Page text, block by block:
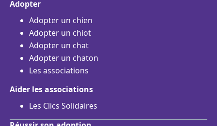
Adopter
Adopter un chien
Adopter un chiot
Adopter un chat
Adopter un chaton
Les associations
Aider les associations
Les Clics Solidaires